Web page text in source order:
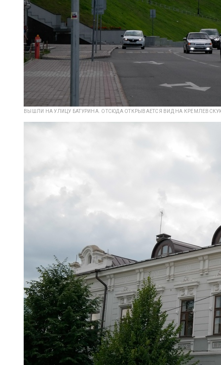
ВЫШЛИ НА УЛИЦУ БАТУРИНА. ОТСЮДА ОТКРЫВАЕТСЯ ВИД НА